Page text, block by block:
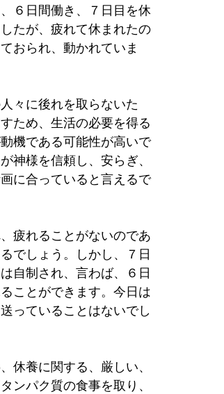
６日間働き、７日目を休
たが、疲れて休まれたの
おられ、動かれていま
々に後れを取らないた
ため、生活の必要を得る
機である可能性が高いで
神様を信頼し、安らぎ、
に合っていると言えるで
疲れることがないのであ
でしょう。しかし、７日
自制され、言わば、６日
ことができます。今日は
っていることはないでし
休養に関する、厳しい、
ンパク質の食事を取り、